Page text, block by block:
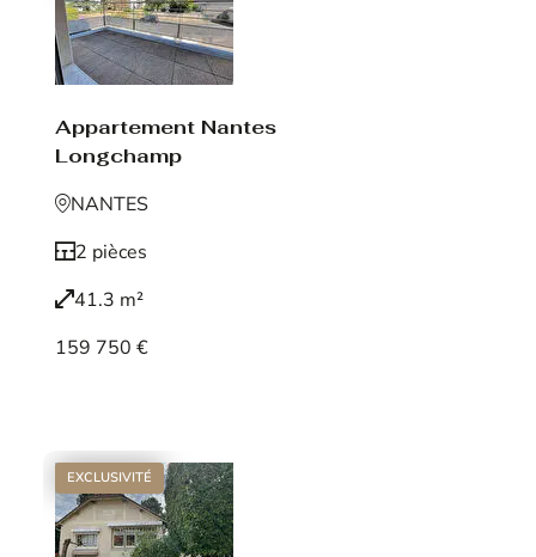
Appartement Nantes
Longchamp
NANTES
2 pièces
41.3 m²
159 750 €
EXCLUSIVITÉ